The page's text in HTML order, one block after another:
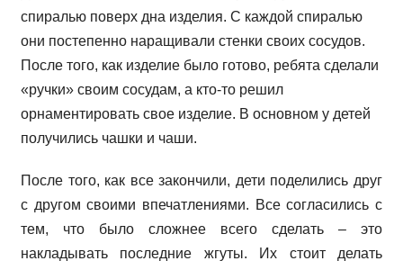
спиралью поверх дна изделия. С каждой спиралью
они постепенно наращивали стенки своих сосудов.
После того, как изделие было готово, ребята сделали
«ручки» своим сосудам, а кто-то решил
орнаментировать свое изделие. В основном у детей
получились чашки и чаши.
После того, как все закончили, дети поделились друг
с другом своими впечатлениями. Все согласились с
тем, что было сложнее всего сделать – это
накладывать последние жгуты. Их стоит делать